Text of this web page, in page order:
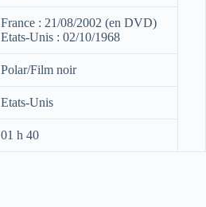
France : 21/08/2002 (en DVD)
Etats-Unis : 02/10/1968
Polar/Film noir
Etats-Unis
01 h 40